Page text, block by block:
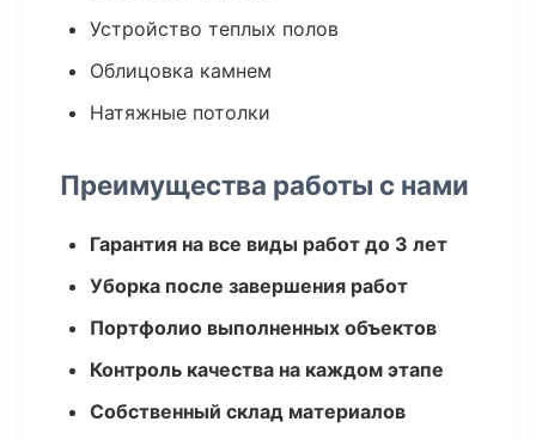
Устройство теплых полов
Облицовка камнем
Натяжные потолки
Преимущества работы с нами
Гарантия на все виды работ до 3 лет
Уборка после завершения работ
Портфолио выполненных объектов
Контроль качества на каждом этапе
Собственный склад материалов